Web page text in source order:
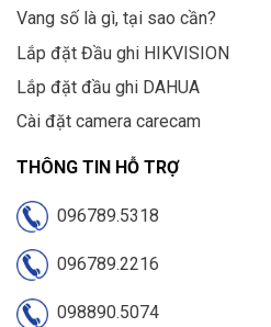
Vang số là gì, tại sao cần?
Lắp đặt Đầu ghi HIKVISION
Lắp đặt đầu ghi DAHUA
Cài đặt camera carecam
THÔNG TIN HỖ TRỢ
096789.5318
096789.2216
098890.5074